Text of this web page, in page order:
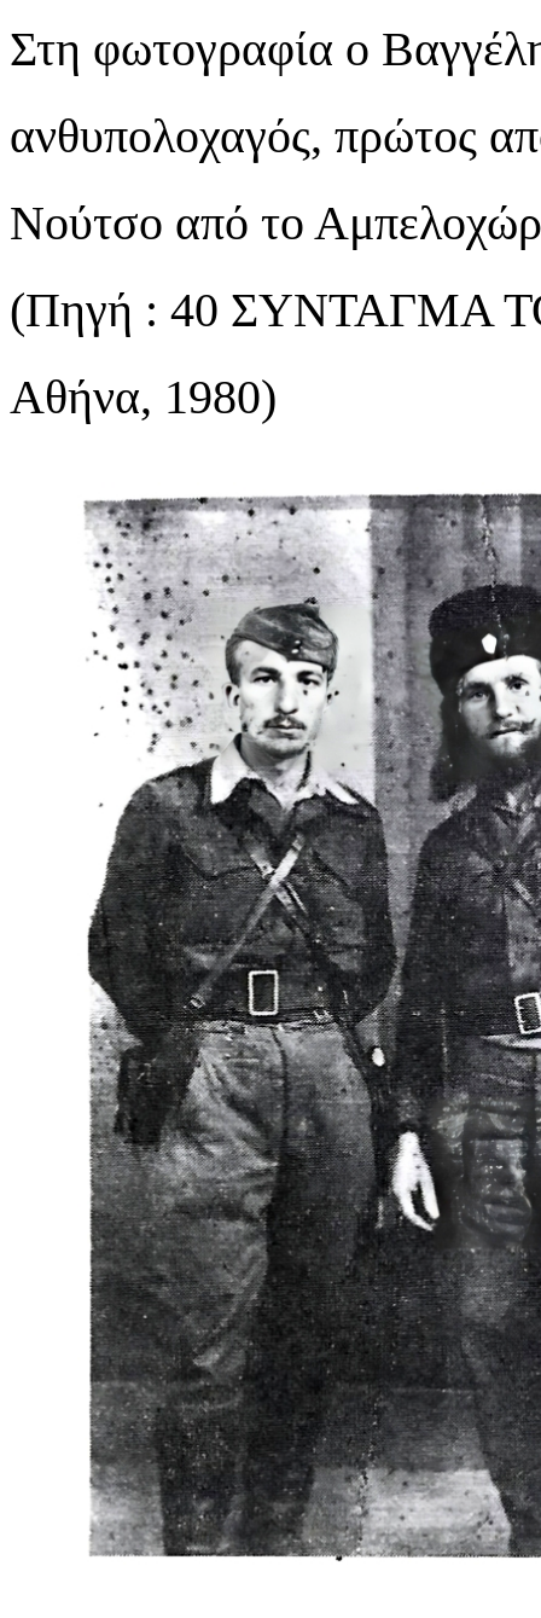
Στη φωτογραφία ο
ανθυπολοχαγός, πρώτος
Νούτσο από το
(Πηγή : 40 ΣΥΝΤΑΓΜΑ
Αθήνα, 1980)